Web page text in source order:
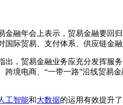
年会上表示，贸易金融要回归
国际贸易、支付体系、供应链金融
出，贸易金融业务应充分发挥服
跨境电商、“一带一路”沿线贸易
工智能和大数据的运用有效提升